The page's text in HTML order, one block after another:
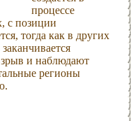
процессе
с позиции
тогда как в других
и наблюдают
регионы